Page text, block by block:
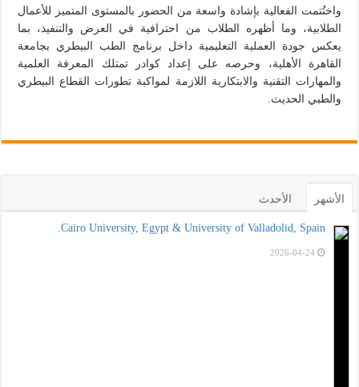
واختُتمت الفعالية بإشادة واسعة من الحضور بالمستوى المتميز للأعمال
الطلابية، وما أظهره الطلاب من احترافية في العرض والتنفيذ، بما
يعكس جودة العملية التعليمية داخل برنامج الطب البيطري بجامعة
القاهرة الأهلية، وحرصه على إعداد كوادر تمتلك المعرفة العلمية
والمهارات التقنية والابتكارية اللازمة لمواكبة تطورات القطاع البيطري
والطبي الحديث.
الأشهر الأحدث
Cairo University, Egypt & University of Valladolid, Spain.
2026-04-24